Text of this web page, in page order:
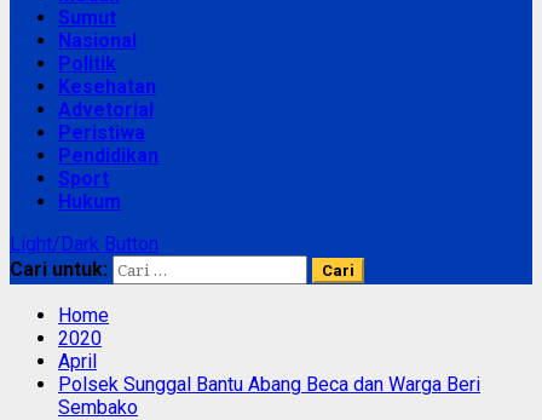
Sumut
Nasional
Politik
Kesehatan
Advetorial
Peristiwa
Pendidikan
Sport
Hukum
Light/Dark Button
Cari untuk:
Home
2020
April
Polsek Sunggal Bantu Abang Beca dan Warga Beri
Sembako